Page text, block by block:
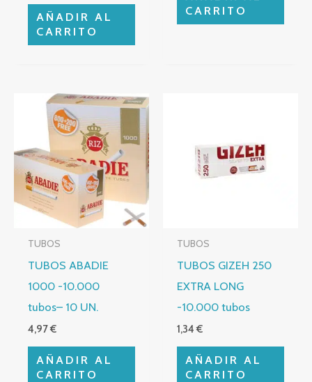
AÑADIR AL
CARRITO
CARRITO
TUBOS
TUBOS ABADIE
1000 -10.000
tubos– 10 UN.
4,97€
AÑADIR AL
CARRITO
TUBOS
TUBOS GIZEH 250
EXTRA LONG
-10.000 tubos
1,34€
AÑADIR AL
CARRITO